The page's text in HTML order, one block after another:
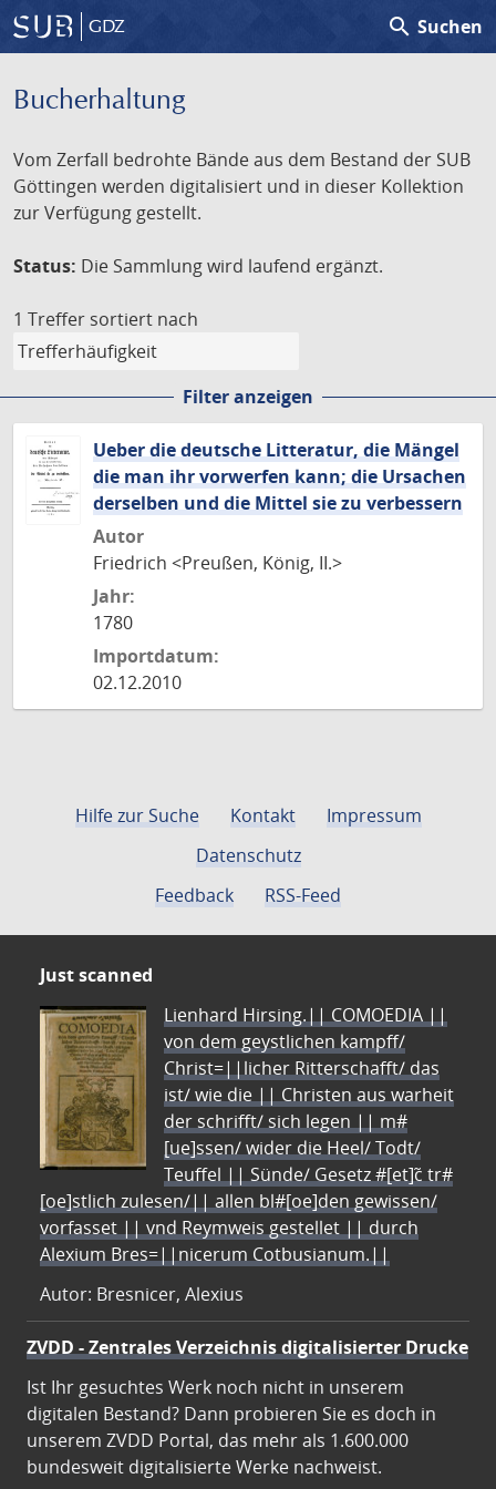
GDZ search Suchen
Bucherhaltung
Vom Zerfall bedrohte Bände aus dem Bestand der SUB
Göttingen werden digitalisiert und in dieser Kollektion
zur Verfügung gestellt.
Status: Die Sammlung wird laufend ergänzt.
1 Treffer sortiert nach
Filter anzeigen
Ueber die deutsche Litteratur, die Mängel
die man ihr vorwerfen kann; die Ursachen
derselben und die Mittel sie zu verbessern
Autor
Friedrich <Preußen, König, II.>
Jahr:
1780
Importdatum:
02.12.2010
Hilfe zur Suche Kontakt
Impressum
Datenschutz
Feedback
RSS-Feed
Just scanned
Lienhard Hirsing.|| COMOEDIA ||
von dem geystlichen kampff/
Christ=||licher Ritterschafft/ das
ist/ wie die || Christen aus warheit
der schrifft/ sich legen || m#
[ue]ssen/ wider die Heel/ Todt/
Teuffel || Sünde/ Gesetz #[et]c̃ tr#
[oe]stlich zulesen/|| allen bl#[oe]den gewissen/
vorfasset || vnd Reymweis gestellet || durch
Alexium Bres=||nicerum Cotbusianum.||
Autor: Bresnicer, Alexius
ZVDD - Zentrales Verzeichnis digitalisierter Drucke
Ist Ihr gesuchtes Werk noch nicht in unserem
digitalen Bestand? Dann probieren Sie es doch in
unserem ZVDD Portal, das mehr als 1.600.000
bundesweit digitalisierte Werke nachweist.